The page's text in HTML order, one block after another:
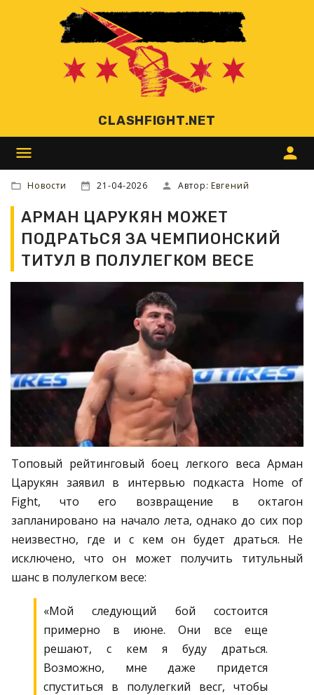
CLASHFIGHT.NET
menu person
Новости 21-04-2026 Автор:Евгений
АРМАН ЦАРУКЯН МОЖЕТ
ПОДРАТЬСЯ ЗА ЧЕМПИОНСКИЙ
ТИТУЛ В ПОЛУЛЕГКОМ ВЕСЕ
Топовый рейтинговый боец легкого веса Арман
Царукян заявил в интервью подкаста Home of
Fight, что его возвращение в октагон
запланировано на начало лета, однако до сих пор
неизвестно, где и с кем он будет драться. Не
исключено, что он может получить титульный
шанс в полулегком весе:
«Мой следующий бой состоится
примерно в июне. Они все еще
решают, с кем я буду драться.
Возможно, мне даже придется
спуститься в полулегкий весг, чтобы